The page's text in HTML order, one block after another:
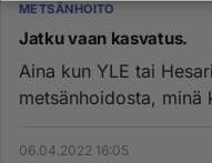
METSÄNHOITO
Jatku vaan kasvatus.
Aina kun YLE tai
metsänhoidosta, minä
06.04.2022 16:05